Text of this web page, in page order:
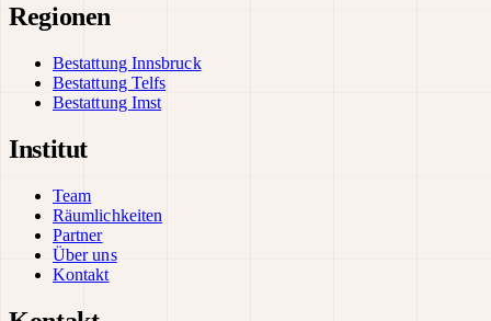
Regionen
Bestattung Innsbruck
Bestattung Telfs
Bestattung Imst
Institut
Team
Räumlichkeiten
Partner
Über uns
Kontakt